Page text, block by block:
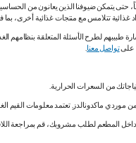
حتى يتمكن ضيوفنا الذين يعانون من
غذائية تتلامس مع منتجات غذائية أخرى،
لطرح الأسئلة المتعلقة بنظامهم
علىتواصل معنا.
ماكدونالدز. تعتمد معلومات القيم
المطعم لطلب مشروبك، قم بمراجعة